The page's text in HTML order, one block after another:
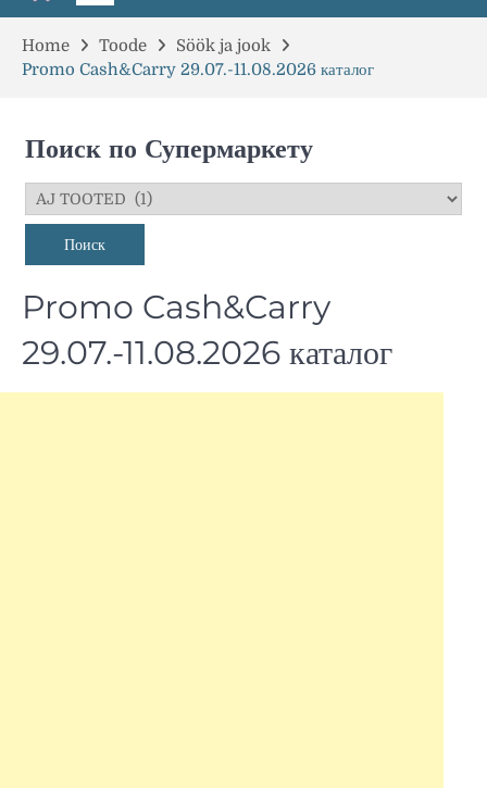
Home Toode
Söök ja jook
Promo Cash&Carry 29.07.-11.08.2026 каталог
Поиск по Супермаркету
Promo Cash&Carry
29.07.-11.08.2026 каталог